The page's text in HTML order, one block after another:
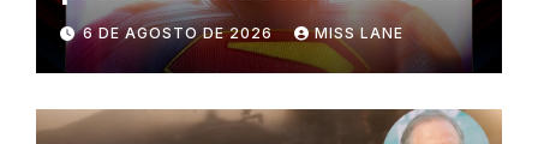
de los Critics Choice Super
Awards
6 DE AGOSTO DE 2026 MISS LANE